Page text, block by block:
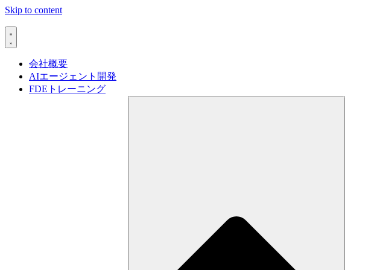
Skip to content
会社概要
AIエージェント開発
FDEトレーニング